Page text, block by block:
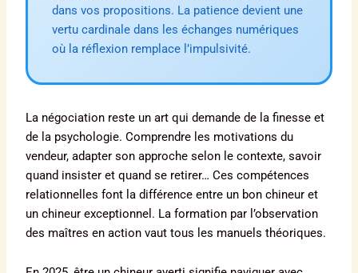
dans vos propositions. La patience devient une
vertu cardinale dans les échanges numériques
où la réflexion remplace l’impulsivité.
La négociation reste un art qui demande de la finesse et
de la psychologie. Comprendre les motivations du
vendeur, adapter son approche selon le contexte, savoir
quand insister et quand se retirer… Ces compétences
relationnelles font la différence entre un bon chineur et
un chineur exceptionnel. La formation par l’observation
des maîtres en action vaut tous les manuels théoriques.